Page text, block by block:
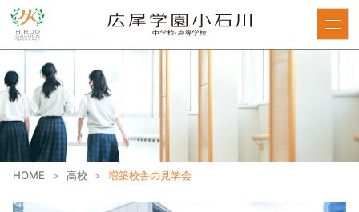
HOME > 高校 > 増築校舎の見学会